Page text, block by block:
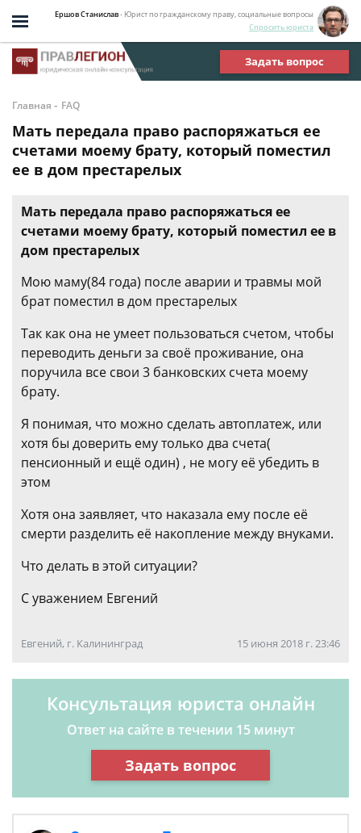
Ершов Станислав- Юрист по гражданскому праву, социальные вопросы
Спросить юриста
Задать вопрос
Главная - FAQ
Мать передала право распоряжаться ее
счетами моему брату, который поместил
ее в дом престарелых
Мать передала право распоряжаться ее
счетами моему брату, который поместил ее в
дом престарелых
Мою маму(84 года) после аварии и травмы мой
брат поместил в дом престарелых
Так как она не умеет пользоваться счетом, чтобы
переводить деньги за своё проживание, она
поручила все свои 3 банковских счета моему
брату.
Я понимая, что можно сделать автоплатеж, или
хотя бы доверить ему только два счета(
пенсионный и ещё один) , не могу её убедить в
этом
Хотя она заявляет, что наказала ему после её
смерти разделить её накопление между внуками.
Что делать в этой ситуации?
С уважением Евгений
Евгений, г. Калининград 15 июня 2018 г. 23:46
Консультация юриста онлайн
Ответ на сайте в течении 15 минут
Задать вопрос